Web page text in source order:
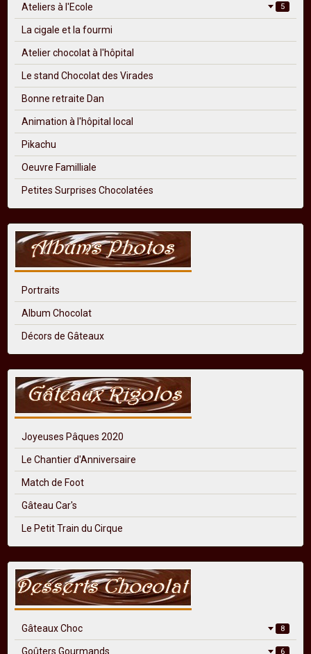
Ateliers à l'Ecole 5
La cigale et la fourmi
Atelier chocolat à l'hôpital
Le stand Chocolat des Virades
Bonne retraite Dan
Animation à l'hôpital local
Pikachu
Oeuvre Familliale
Petites Surprises Chocolatées
Portraits
Album Chocolat
Décors de Gâteaux
Joyeuses Pâques 2020
Le Chantier d'Anniversaire
Match de Foot
Gâteau Car's
Le Petit Train du Cirque
Gâteaux Choc 8
Goûters Gourmands 6